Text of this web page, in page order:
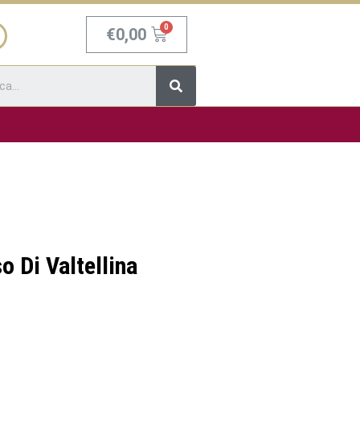
€0,00 Carrello
Cerca
Di Valtellina